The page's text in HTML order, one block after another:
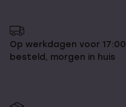
Op werkdagen voor 17:00
besteld, morgen in huis